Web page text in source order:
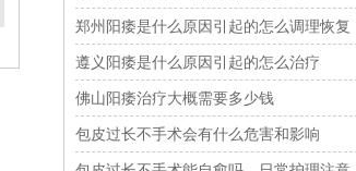
郑州阳痿是什么原因引起的怎么调理恢复
遵义阳痿是什么原因引起的怎么治疗
佛山阳痿治疗大概需要多少钱
包皮过长不手术会有什么危害和影响